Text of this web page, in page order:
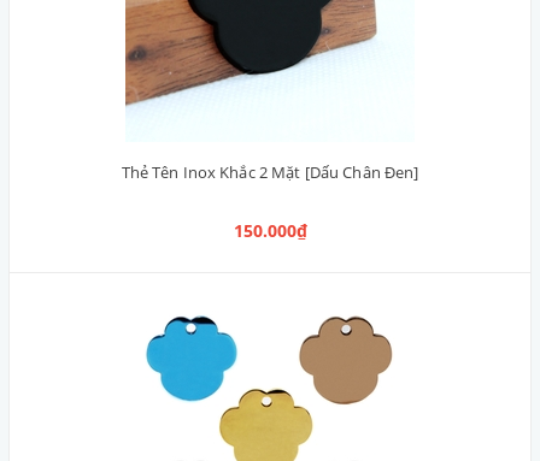
Thẻ Tên Inox Khắc 2 Mặt [Dấu Chân Đen]
150.000₫